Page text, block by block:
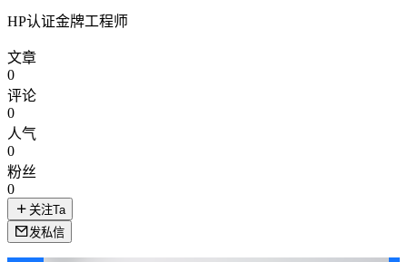
HP认证金牌工程师
文章
0
评论
0
人气
0
粉丝
0
关注Ta
发私信